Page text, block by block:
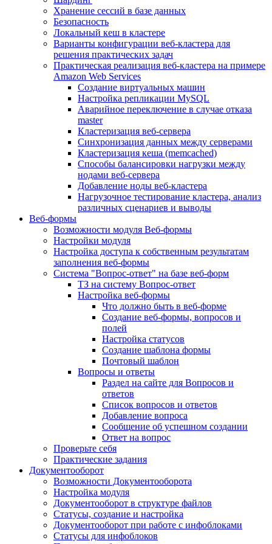
Хранение сессий в базе данных
Безопасность
Локальный кеш в кластере
Варианты конфигурации веб-кластера для
решения практических задач
Практическая реализация веб-кластера на примере
Amazon Web Services
Создание виртуальных машин
Настройка репликации MySQL
Аварийное переключение в случае отказа
master
Кластеризация веб-сервера
Синхронизация данных между серверами
Кластеризация кеша (memcached)
Способы балансировки нагрузки между
нодами веб-сервера
Добавление ноды веб-кластера
Нагрузочное тестирование кластера, анализ
различных сценариев и выводы
Веб-формы
Возможности модуля Веб-формы
Настройки модуля
Настройка доступа к собственным результатам
заполнения веб-формы
Система "Вопрос-ответ" на базе веб-форм
ТЗ на систему Вопрос-ответ
Настройка веб-формы
Что должно быть в веб-форме
Создание веб-формы, вопросов и
полей
Настройка статусов
Создание шаблона формы
Почтовый шаблон
Вопросы и ответы
Раздел на сайте для Вопросов и
ответов
Список вопросов и ответов
Добавление вопроса
Сообщение об успешном создании
Ответ на вопрос
Проверьте себя
Практические задания
Документооборот
Возможности Документооборота
Настройка модуля
Документооборот в структуре файлов
Статусы, создание и настройка
Документооборот при работе с инфоблоками
Статусы для инфоблоков